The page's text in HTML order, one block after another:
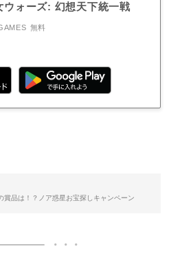
ウォーズ: 幻想天下統一戦
無料
賞品は！？ノア惑星お宝探しキャンペーン